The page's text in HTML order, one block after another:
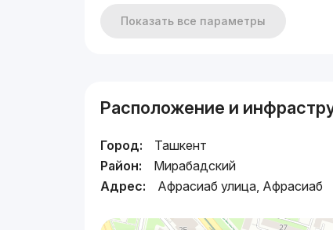
Показать все параметры
Расположение и
Город:
Ташкент
Район:
Мирабадский
Адрес:
Афрасиаб улица, Афрасиаб